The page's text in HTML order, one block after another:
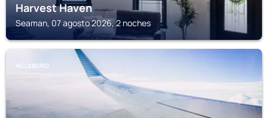
Harvest Haven
Seaman, 07 agosto 2026, 2 noches
HILLSBORO